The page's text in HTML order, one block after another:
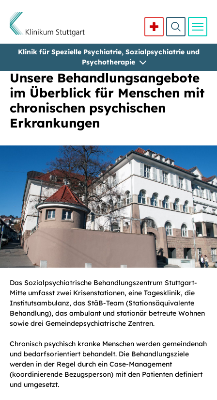
Direkt zum Inhalt
Klinik für Spezielle Psychiatrie, Sozialpsychiatrie und
Psychotherapie
Unsere Behandlungsangebote
im Überblick für Menschen mit
chronischen psychischen
Erkrankungen
Das Sozialpsychiatrische Behandlungszentrum Stuttgart-
Mitte umfasst zwei Krisenstationen, eine Tagesklinik, die
Institutsambulanz, das StäB-Team (Stationsäquivalente
Behandlung), das ambulant und stationär betreute Wohnen
sowie drei Gemeindepsychiatrische Zentren.
Chronisch psychisch kranke Menschen werden gemeindenah
und bedarfsorientiert behandelt. Die Behandlungsziele
werden in der Regel durch ein Case-Management
(koordinierende Bezugsperson) mit den Patienten definiert
und umgesetzt.